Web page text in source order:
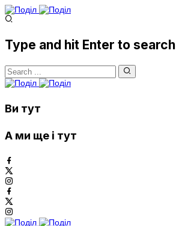
Type and hit Enter to search
Ви тут
А ми ще і тут